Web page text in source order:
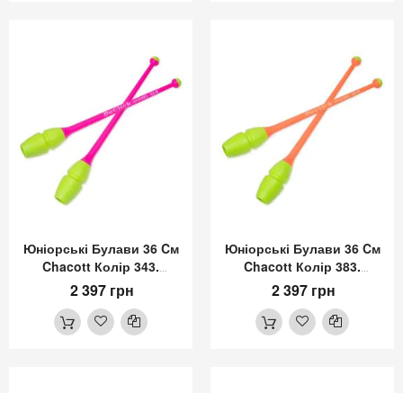
Юніорські Булави 36 Cм
Chacott Колір 343.
Жовтий-Рожевий
2 397 грн
Юніорські Булави 36 Cм
Chacott Колір 383.
Жовтий-Абрикосовий
2 397 грн